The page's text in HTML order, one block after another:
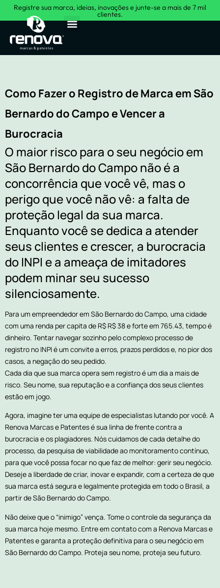
Registre sua marca, ideias, inovações e junte-se a mais de 7 mil
clientes.
Como Fazer o Registro de Marca em São
Bernardo do Campo e Vencer a
Burocracia
O maior risco para o seu negócio em
São Bernardo do Campo não é a
concorrência que você vê, mas o
perigo que você não vê: a falta de
proteção legal da sua marca.
Enquanto você se dedica a atender
seus clientes e crescer, a burocracia
do INPI e a ameaça de imitadores
podem minar seu sucesso
silenciosamente.
Para um empreendedor em São Bernardo do Campo, uma cidade
com uma renda per capita de R$ R$ 38 e forte em 765.43, tempo é
dinheiro. Tentar navegar sozinho pelo complexo processo de
registro no INPI é um convite a erros, prazos perdidos e, no pior dos
casos, a negação do seu pedido.
Cada dia que sua marca opera sem registro é um dia a mais de
risco. Seu nome, sua reputação e a confiança dos seus clientes
estão em jogo.
Agora, imagine ter uma equipe de especialistas lutando por você. A
Renova Marcas e Patentes é sua linha de frente contra a
burocracia e os plagiadores. Nós cuidamos de cada detalhe do
processo, da pesquisa de viabilidade ao monitoramento contínuo,
para que você possa focar no que faz de melhor: gerir seu negócio.
Deseje a liberdade de criar, inovar e expandir, com a certeza de que
sua marca está segura e legalmente protegida em todo o Brasil, a
partir de São Bernardo do Campo.
Não deixe que o “inimigo” vença. Tome o controle da segurança da
sua marca hoje mesmo. Entre em contato com a Renova Marcas e
Patentes e garanta a proteção definitiva para o seu negócio em
São Bernardo do Campo. Proteja seu nome, proteja seu futuro.